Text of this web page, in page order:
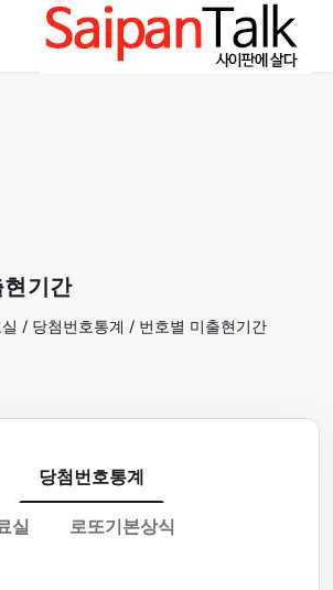
기간
/ 당첨번호통계 / 번호별 미출현기간
당첨번호통계
실
로또기본상식
여행정보
생활정보